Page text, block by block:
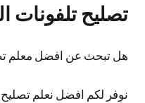
تصليح تلفونات
هل تبحث عن افضل معلم
نوفر لكم افضل نعلم